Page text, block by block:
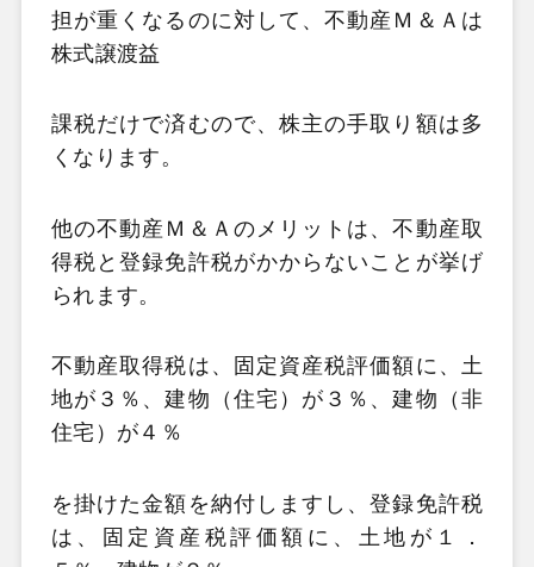
担が重くなるのに対して、不動産Ｍ＆Ａは
株式譲渡益
課税だけで済むので、株主の手取り額は多
くなります。
他の不動産Ｍ＆Ａのメリットは、不動産取
得税と登録免許税がかからないことが挙げ
られます。
不動産取得税は、固定資産税評価額に、土
地が３％、建物（住宅）が３％、建物（非
住宅）が４％
を掛けた金額を納付しますし、登録免許税
は、固定資産税評価額に、土地が１．